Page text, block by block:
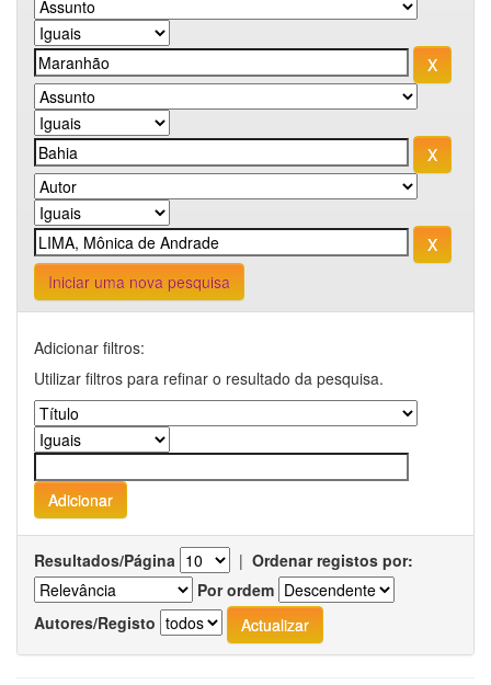
Iniciar uma nova pesquisa
Adicionar filtros:
Utilizar filtros para refinar o resultado da pesquisa.
Resultados/Página | Ordenar registos por:
Por ordem
Autores/Registo